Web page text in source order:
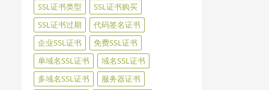
SSL证书类型
SSL证书购买
SSL证书过期
代码签名证书
企业SSL证书
免费SSL证书
单域名SSL证书
域名SSL证书
多域名SSL证书
服务器证书